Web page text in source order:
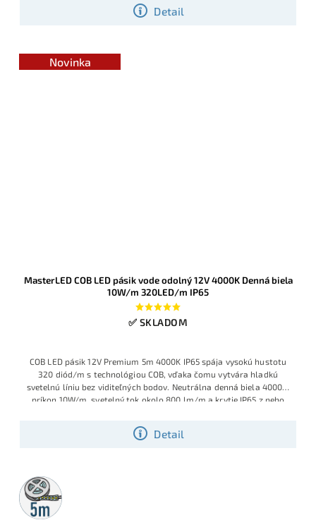
Detail
Novinka
MasterLED COB LED pásik vode odolný 12V 4000K Denná biela
10W/m 320LED/m IP65
✅ SKLADOM
Detail
COB LED pásik 12V Premium 5m 4000K IP65 spája vysokú hustotu
320 diód/m s technológiou COB, vďaka čomu vytvára hladkú
svetelnú líniu bez viditeľných bodov. Neutrálna denná biela 4000K,
príkon 10W/m, svetelný tok okolo 800 lm/m a krytie IP65 z neho
moderné exteriérové podhľady.
5m
rolka